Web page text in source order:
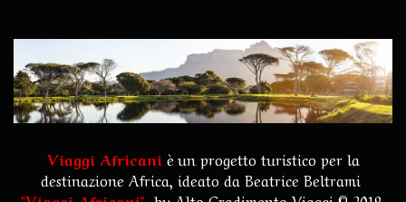
Viaggi Africani è un progetto turistico per la
destinazione Africa, ideato da Beatrice Beltrami